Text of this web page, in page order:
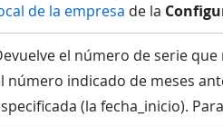
de la empresa de la
el número de serie
número indicado de meses
(la fecha_inicio).